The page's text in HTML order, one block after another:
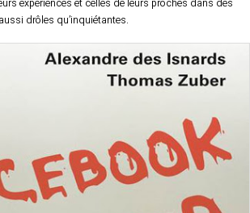
expériences et celles de leurs proches dans des
drôles qu’inquiétantes.